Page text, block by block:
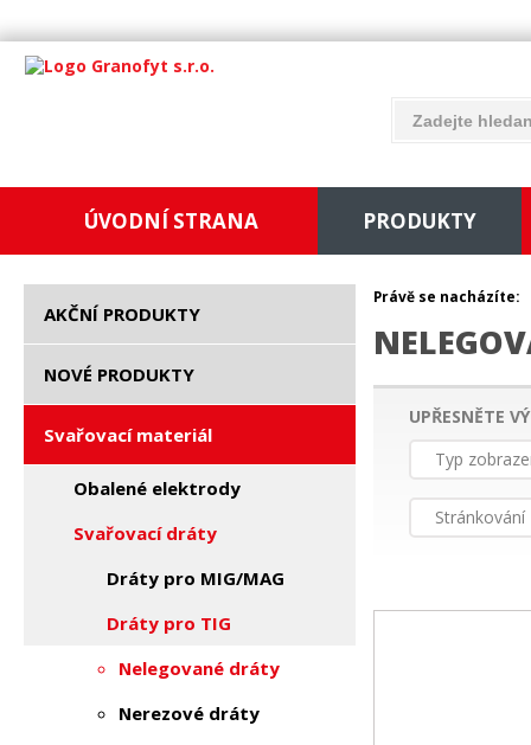
ÚVODNÍ STRANA PRODUKTY
AKČNÍ PRODUKTY
NOVÉ PRODUKTY
Svařovací materiál
Obalené elektrody
Svařovací dráty
Dráty pro MIG/MAG
Dráty pro TIG
Nelegované dráty
Nerezové dráty
Právě se nacházíte:
UPŘESNĚTE
Typ
Stránkování